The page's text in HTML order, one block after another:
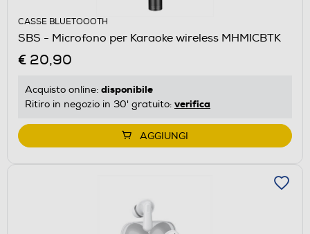
CASSE BLUETOOOTH
SBS - Microfono per Karaoke wireless MHMICBTK
€ 20,90
Acquisto online: disponibile
Ritiro in negozio in 30' gratuito: verifica
AGGIUNGI